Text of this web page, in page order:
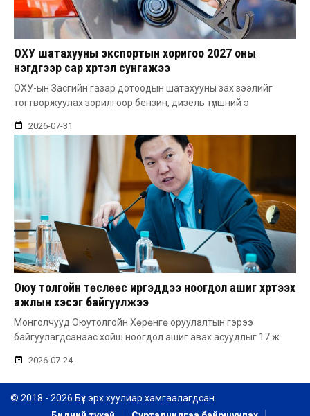
ОХУ шатахууны экспортын хоригоо 2027 оны
нэгдүгээр сар хүртэл сунгажээ
ОХУ-ын Засгийн газар дотоодын шатахууны зах зээлийг
тогтворжуулах зорилгоор бензин, дизель түлшний э
2026-07-31
Оюу толгойн төслөөс иргэддээ ноогдол ашиг хүртээх
ажлын хэсэг байгуулжээ
Монголчууд Оюутолгойн Хөрөнгө оруулалтын гэрээ
байгуулагдсанаас хойш ноогдол ашиг авах асуудлыг 17 ж
2026-07-24
© 2018 - 2026 Бүх эрх хуулиар хамгаалагдсан.